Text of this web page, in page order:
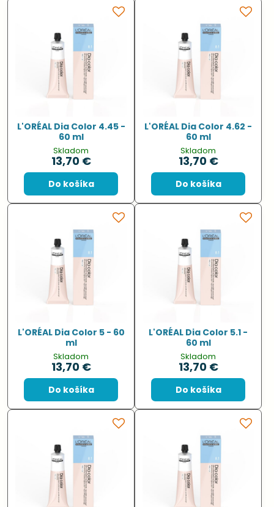
L'ORÉAL Dia Color 4.45 -
60 ml
Skladom
13,70 €
Do košíka
L'ORÉAL Dia Color 4.62 -
60 ml
Skladom
13,70 €
Do košíka
L'ORÉAL Dia Color 5 - 60
ml
Skladom
13,70 €
Do košíka
L'ORÉAL Dia Color 5.1 -
60 ml
Skladom
13,70 €
Do košíka